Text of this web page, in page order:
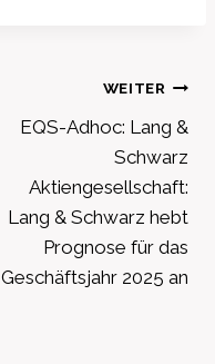
WEITER
EQS-Adhoc: Lang &
Schwarz
Aktiengesellschaft:
Lang & Schwarz hebt
Prognose für das
Geschäftsjahr 2025 an